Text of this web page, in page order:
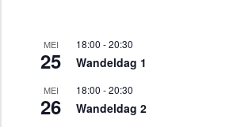
MEI
25
18:00 -20:30
Wandeldag 1
MEI
26
18:00 -20:30
Wandeldag 2